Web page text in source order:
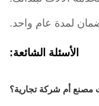
الأسئلة الشائعة: